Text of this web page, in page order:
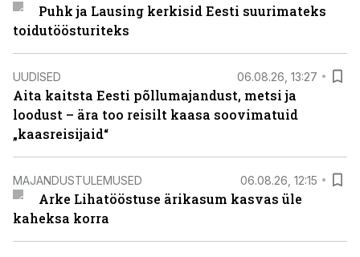
Puhk ja Lausing kerkisid Eesti suurimateks
toidutöösturiteks
UUDISED 06.08.26, 13:27
Aita kaitsta Eesti põllumajandust, metsi ja
loodust – ära too reisilt kaasa soovimatuid
„kaasreisijaid“
MAJANDUSTULEMUSED 06.08.26, 12:15
Arke Lihatööstuse ärikasum kasvas üle
kaheksa korra